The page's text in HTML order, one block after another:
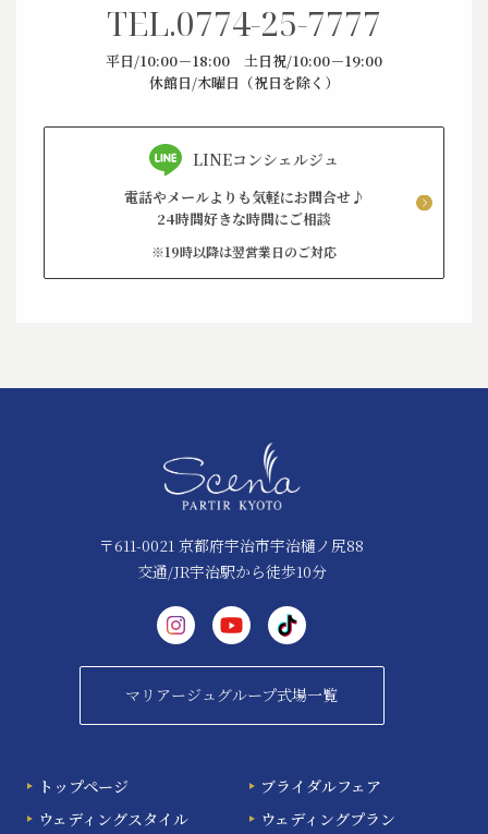
TEL.0774-25-7777
平日/10:00－18:00 土日祝/10:00－19:00
休館日/木曜日（祝日を除く）
LINEコンシェルジュ
電話やメールよりも気軽にお問合せ♪
24時間好きな時間にご相談
※19時以降は翌営業日のご対応
〒611-0021 京都府宇治市宇治樋ノ尻88
交通/JR宇治駅から徒歩10分
マリアージュグループ式場一覧
トップページ
ウェディングスタイル
ブライダルフェア
ウェディングプラン